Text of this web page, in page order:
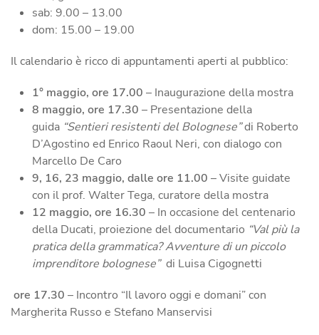
sab: 9.00 – 13.00
dom: 15.00 – 19.00
Il calendario è ricco di appuntamenti aperti al pubblico:
1° maggio, ore 17.00 – Inaugurazione della mostra
8 maggio, ore 17.30 – Presentazione della
guida “Sentieri resistenti del Bolognese”di Roberto
D’Agostino ed Enrico Raoul Neri, con dialogo con
Marcello De Caro
9, 16, 23 maggio, dalle ore 11.00 – Visite guidate
con il prof. Walter Tega, curatore della mostra
12 maggio, ore 16.30 – In occasione del centenario
della Ducati, proiezione del documentario “Val più la
pratica della grammatica? Avventure di un piccolo
imprenditore bolognese”di Luisa Cigognetti
ore 17.30 – Incontro “Il lavoro oggi e domani” con
Margherita Russo e Stefano Manservisi